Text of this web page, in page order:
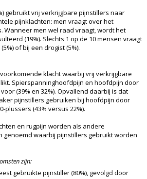
gebruikt vrij verkrijgbare pijnstillers naar
pijnklachten: men vraagt over het
Wanneer men wel raad vraagt, wordt het
(19%). Slechts 1 op de 10 mensen vraagt
of bij een drogist (5%).
klacht waarbij vrij verkrijgbare
Spierspanninghoofdpijn en hoofdpijn door
(39% en 32%). Opvallend daarbij is dat
pijnstillers gebruiken bij hoofdpijn door
plussers (43% versus 22%).
en rugpijn worden als andere
genoemd waarbij pijnstillers gebruikt worden
zijn:
gebruikte pijnstiller (80%), gevolgd door